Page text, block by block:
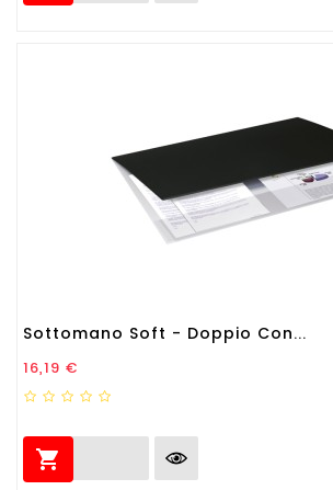
Sottomano Soft - Doppio Con...
Prezzo
16,19 €
